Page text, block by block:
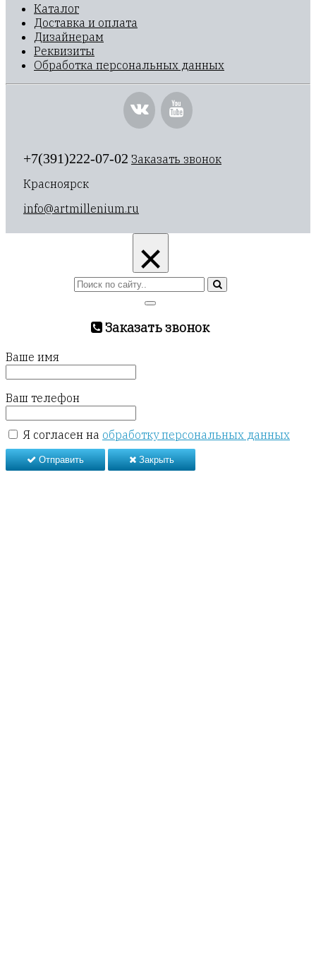
Каталог
Доставка и оплата
Дизайнерам
Реквизиты
Обработка персональных данных
+7(391)222-07-02 Заказать звонок
Красноярск
info@artmillenium.ru
×
Заказать звонок
Ваше имя
Ваш телефон
Я согласен на обработку персональных данных
Отправить Закрыть